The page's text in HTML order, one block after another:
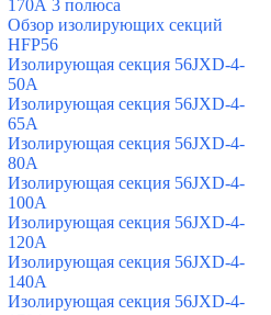
170А 3 полюса
Обзор изолирующих секций
HFP56
Изолирующая секция 56JXD-4-
50A
Изолирующая секция 56JXD-4-
65A
Изолирующая секция 56JXD-4-
80A
Изолирующая секция 56JXD-4-
100A
Изолирующая секция 56JXD-4-
120A
Изолирующая секция 56JXD-4-
140A
Изолирующая секция 56JXD-4-